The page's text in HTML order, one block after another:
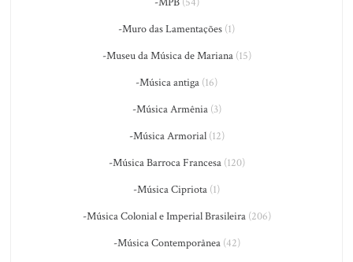
-Muro das Lamentações (1)
-Museu da Música de Mariana(15)
-Música antiga (16)
-Música Armênia(3)
-Música Armorial(12)
-Música Barroca Francesa(120)
-Música Cipriota (1)
-Música Colonial e Imperial Brasileira(206)
-Música Contemporânea(42)